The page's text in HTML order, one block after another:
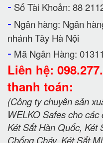
- Số Tài Khoản: 88
- Ngân hàng: Ngân
nhánh Tây Hà Nội
- Mã Ngân Hàng:
Liên hệ:
thanh toán:
(Công ty chuyên sản
WELKO Safes cho
Két Sắt Hàn Quốc, Két
Chống Cháy, Két Sắt